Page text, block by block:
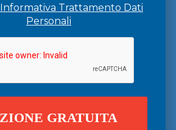
Informativa Trattamento Dati
Personali